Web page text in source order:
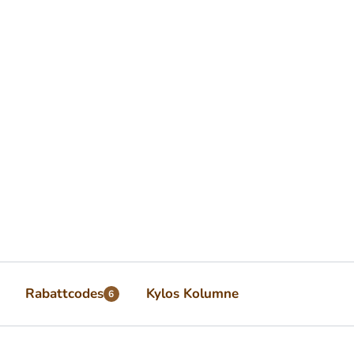
Rabattcodes 6 Kylos Kolumne